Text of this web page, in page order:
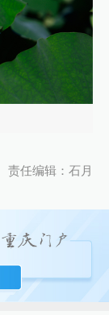
责任编辑：石月